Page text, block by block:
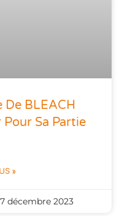
De BLEACH
Pour Sa Partie
»
décembre 2023